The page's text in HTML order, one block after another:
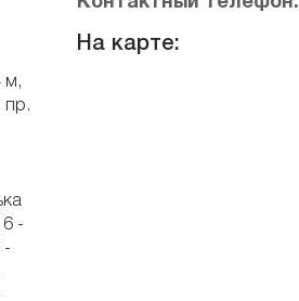
м,
пр.
-
-
На карте: